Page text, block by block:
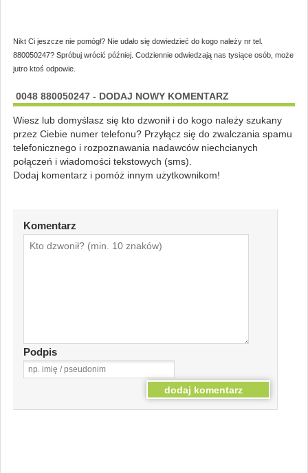
Nikt Ci jeszcze nie pomógł? Nie udało się dowiedzieć do kogo należy nr tel.
880050247? Spróbuj wrócić później. Codziennie odwiedzają nas tysiące osób, może
jutro ktoś odpowie.
0048 880050247 - DODAJ NOWY KOMENTARZ
Wiesz lub domyślasz się kto dzwonił i do kogo należy szukany
przez Ciebie numer telefonu? Przyłącz się do zwalczania spamu
telefonicznego i rozpoznawania nadawców niechcianych
połączeń i wiadomości tekstowych (sms).
Dodaj komentarz i pomóż innym użytkownikom!
Komentarz
Podpis